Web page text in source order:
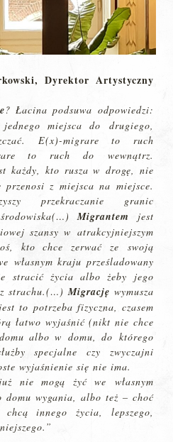
Dyrektor Artystyczny
? Łacina podsuwa odpowiedzi:
miejsca do drugiego,
E(x)-migrare to ruch
to ruch do wewnątrz.
każdy, kto rusza w drogę, nie
z miejsca na miejsce.
przekraczanie granic
środowiska(…)Migrantem
jest
szansy w atrakcyjniejszym
kto chce zerwać ze swoją
kraju prześladowany
stracić życia albo żeby jego
strachu.(…) Migrację wymusza
to potrzeba fizyczna, czasem
łatwo wyjaśnić (nikt nie chce
albo w domu, do którego
specjalne czy zwyczajni
wyjaśnienie się nie ima.
nie mogą żyć we własnym
wygania, albo też – choć
innego życia, lepszego,